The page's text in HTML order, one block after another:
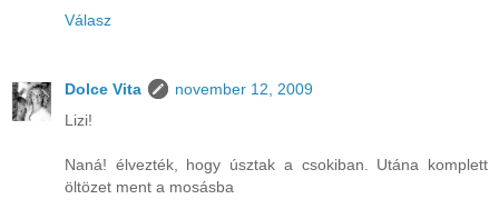
Válasz
Dolce Vita
november 12, 2009
Lizi!
Naná! élvezték, hogy úsztak a csokiban. Utána komplett
öltözet ment a mosásba